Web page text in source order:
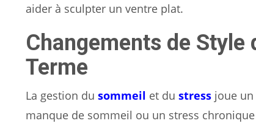
aider à sculpter un ventre plat.
Changements de Style
Terme
La gestion du sommeil et du stress joue
manque de sommeil ou un stress